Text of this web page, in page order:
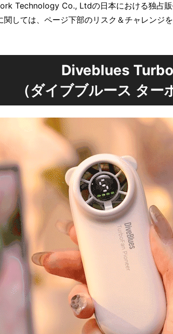
Technology Co., Ltdの日本における独占販
関しては、ページ下部のリスク＆チャレンジを
Diveblues
（ダイブブルース ター